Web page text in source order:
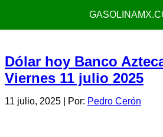
Dólar hoy Banco
Viernes 11 julio 2025
11 julio, 2025 | Por: Pedro Cerón